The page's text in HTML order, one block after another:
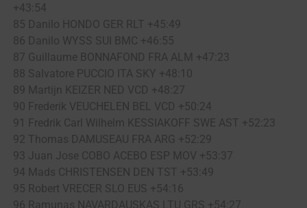
+43:54
85 Danilo HONDO GER RLT +45:49
86 Danilo WYSS SUI BMC +46:55
87 Guillaume BONNAFOND FRA ALM +47:23
88 Salvatore PUCCIO ITA SKY +48:10
89 Martijn KEIZER NED VCD +48:27
90 Frederik VEUCHELEN BEL VCD +50:24
91 Fredrik Carl Wilhelm KESSIAKOFF SWE AST +52:23
92 Thomas DAMUSEAU FRA ARG +52:29
93 Juan Jose COBO ACEBO ESP MOV +53:37
94 Mads CHRISTENSEN DEN TST +53:49
95 Robert VRECER SLO EUS +54:16
96 Ramunas NAVARDAUSKAS LTU GRS +54:27